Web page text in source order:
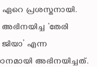
പ്രശസ്തനായി.
‘തേരി
എന്ന
അഭിനയിച്ചത്.